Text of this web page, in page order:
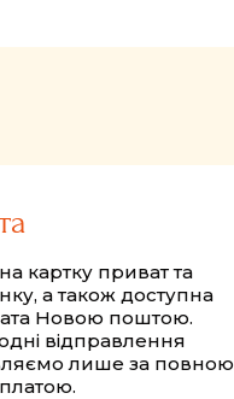
картку приват та
а також доступна
Новою поштою.
відправлення
лише за повною